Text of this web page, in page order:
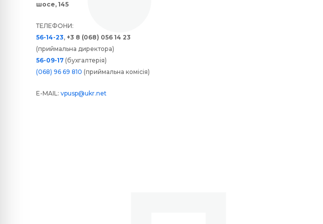
шосе, 145
ТЕЛЕФОНИ:
56-14-23, +3 8 (068) 056 14 23
(приймальна директора)
56-09-17 (бухгалтерія)
(068) 96 69 810 (приймальна комісія)
E-MAIL: vpusp@ukr.net